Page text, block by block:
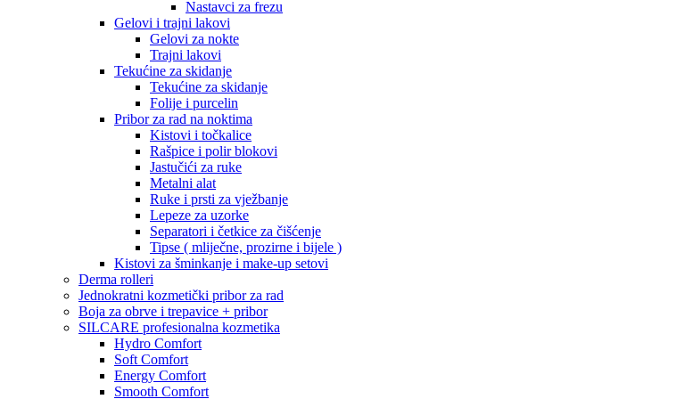
Nastavci za frezu
Gelovi i trajni lakovi
Gelovi za nokte
Trajni lakovi
Tekućine za skidanje
Tekućine za skidanje
Folije i purcelin
Pribor za rad na noktima
Kistovi i točkalice
Rašpice i polir blokovi
Jastučići za ruke
Metalni alat
Ruke i prsti za vježbanje
Lepeze za uzorke
Separatori i četkice za čišćenje
Tipse ( mliječne, prozirne i bijele )
Kistovi za šminkanje i make-up setovi
Derma rolleri
Jednokratni kozmetički pribor za rad
Boja za obrve i trepavice + pribor
SILCARE profesionalna kozmetika
Hydro Comfort
Soft Comfort
Energy Comfort
Smooth Comfort